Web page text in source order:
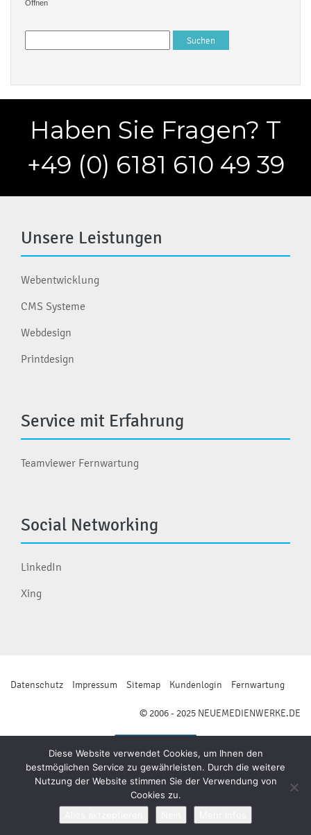
Öffnen
nach:
Haben Sie Fragen? T
+49 (0) 6181 610 49 39
Unsere Leistungen
Webentwicklung
CMS Systeme
Webdesign
Printdesign
Service mit Erfahrung
Teamviewer Fernwartung
Social Networking
LinkedIn
Xing
Datenschutz Impressum Sitemap Kundenlogin Fernwartung
© 2006 - 2025 NEUEMEDIENWERKE.DE
Diese Website verwendet Cookies, um Ihnen den
bestmöglichen Service zu gewährleisten. Durch die weitere
Nutzung der Website stimmen Sie der Verwendung von
Cookies zu.